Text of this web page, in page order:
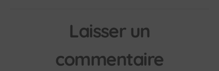
Laisser un
commentaire